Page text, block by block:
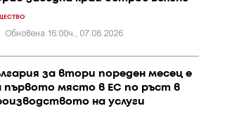
Обновена 16:00ч., 07.08.2026
за втори пореден месец е
първото място в ЕС по ръст в
на услуги